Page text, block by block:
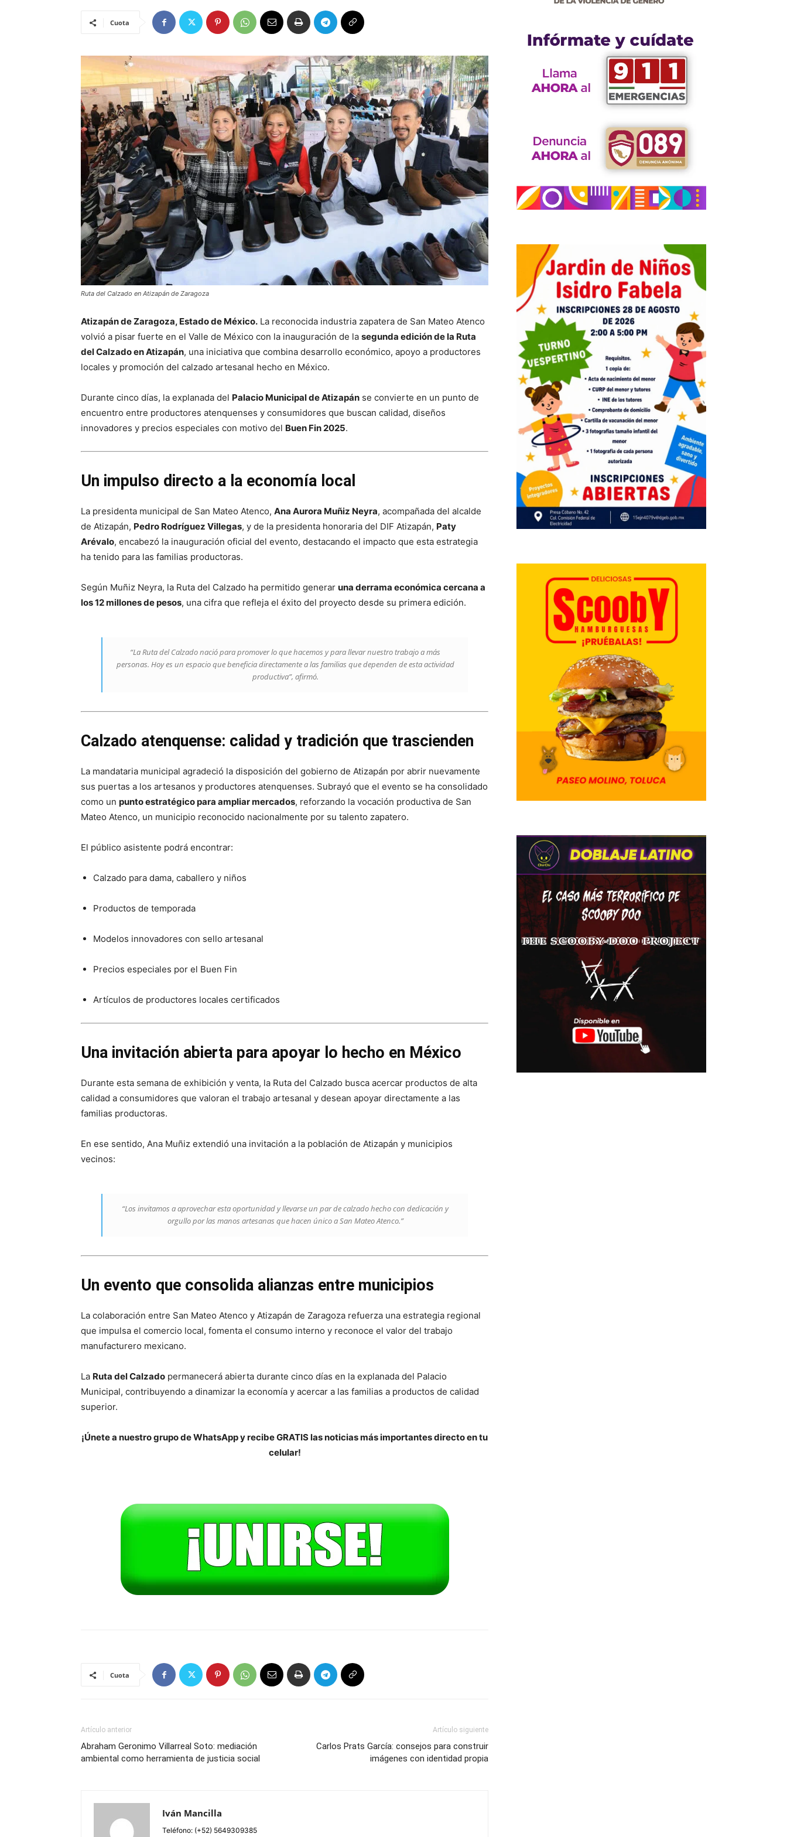
Cuota
Ruta del Calzado en Atizapán de Zaragoza
Atizapán de Zaragoza, Estado de México. La reconocida industria zapatera de San Mateo Atenco
volvió a pisar fuerte en el Valle de México con la inauguración de la segunda edición de la Ruta
del Calzado en Atizapán, una iniciativa que combina desarrollo económico, apoyo a productores
locales y promoción del calzado artesanal hecho en México.
Durante cinco días, la explanada del Palacio Municipal de Atizapán se convierte en un punto de
encuentro entre productores atenquenses y consumidores que buscan calidad, diseños
innovadores y precios especiales con motivo del Buen Fin 2025.
Un impulso directo a la economía local
La presidenta municipal de San Mateo Atenco, Ana Aurora Muñiz Neyra, acompañada del alcalde
de Atizapán, Pedro Rodríguez Villegas, y de la presidenta honoraria del DIF Atizapán, Paty
Arévalo, encabezó la inauguración oficial del evento, destacando el impacto que esta estrategia
ha tenido para las familias productoras.
Según Muñiz Neyra, la Ruta del Calzado ha permitido generar una derrama económica cercana a
los 12 millones de pesos, una cifra que refleja el éxito del proyecto desde su primera edición.
“La Ruta del Calzado nació para promover lo que hacemos y para llevar nuestro trabajo a más
personas. Hoy es un espacio que beneficia directamente a las familias que dependen de esta actividad
productiva”, afirmó.
Calzado atenquense: calidad y tradición que trascienden
La mandataria municipal agradeció la disposición del gobierno de Atizapán por abrir nuevamente
sus puertas a los artesanos y productores atenquenses. Subrayó que el evento se ha consolidado
como un punto estratégico para ampliar mercados, reforzando la vocación productiva de San
Mateo Atenco, un municipio reconocido nacionalmente por su talento zapatero.
El público asistente podrá encontrar:
Calzado para dama, caballero y niños
Productos de temporada
Modelos innovadores con sello artesanal
Precios especiales por el Buen Fin
Artículos de productores locales certificados
Una invitación abierta para apoyar lo hecho en México
Durante esta semana de exhibición y venta, la Ruta del Calzado busca acercar productos de alta
calidad a consumidores que valoran el trabajo artesanal y desean apoyar directamente a las
familias productoras.
En ese sentido, Ana Muñiz extendió una invitación a la población de Atizapán y municipios
vecinos:
“Los invitamos a aprovechar esta oportunidad y llevarse un par de calzado hecho con dedicación y
orgullo por las manos artesanas que hacen único a San Mateo Atenco.”
Un evento que consolida alianzas entre municipios
La colaboración entre San Mateo Atenco y Atizapán de Zaragoza refuerza una estrategia regional
que impulsa el comercio local, fomenta el consumo interno y reconoce el valor del trabajo
manufacturero mexicano.
La Ruta del Calzado permanecerá abierta durante cinco días en la explanada del Palacio
Municipal, contribuyendo a dinamizar la economía y acercar a las familias a productos de calidad
superior.
¡Únete a nuestro grupo de WhatsApp y recibe GRATIS las noticias más importantes directo en tu
celular!
Cuota
Artículo anterior
Abraham Geronimo Villarreal Soto: mediación
ambiental como herramienta de justicia social
Artículo siguiente
Carlos Prats García: consejos para construir
imágenes con identidad propia
Iván Mancilla
Teléfono: (+52) 5649309385